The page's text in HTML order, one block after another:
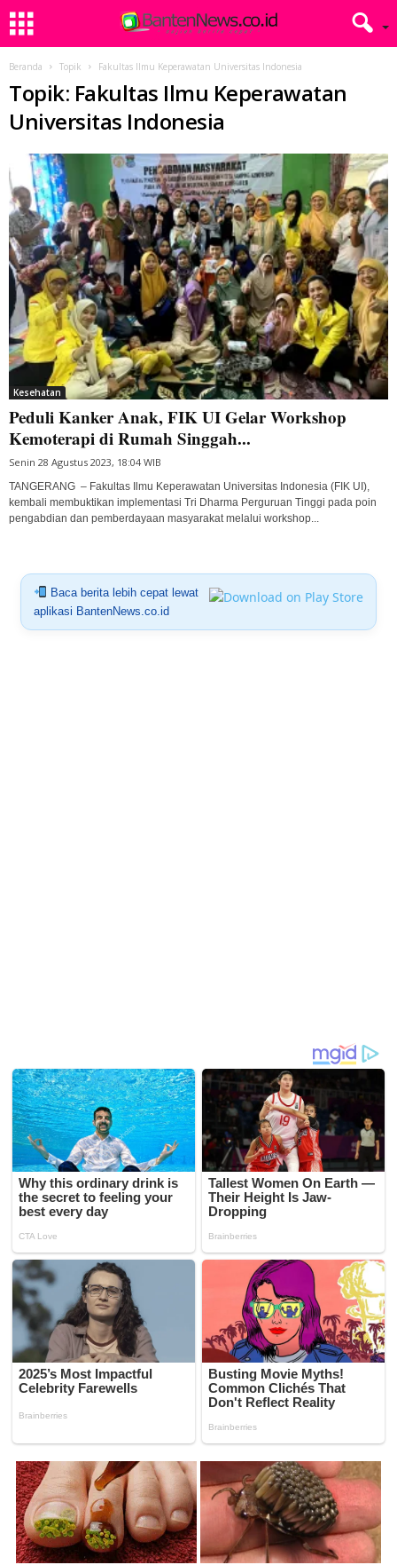
Beranda Topik Fakultas Ilmu Keperawatan Universitas Indonesia
Topik: Fakultas Ilmu Keperawatan
Universitas Indonesia
Kesehatan
Peduli Kanker Anak, FIK UI Gelar Workshop
Kemoterapi di Rumah Singgah...
Senin 28 Agustus 2023, 18:04 WIB
TANGERANG – Fakultas Ilmu Keperawatan Universitas Indonesia (FIK UI),
kembali membuktikan implementasi Tri Dharma Perguruan Tinggi pada poin
pengabdian dan pemberdayaan masyarakat melalui workshop...
Baca berita lebih cepat lewat
aplikasi BantenNews.co.id